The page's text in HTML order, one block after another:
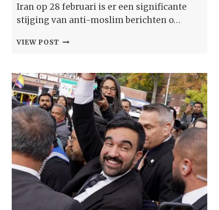
Iran op 28 februari is er een significante
stijging van anti-moslim berichten o…
VIEW POST NA
DE
VS
EN
ISRAËL
IS
ER
EEN
STERKE
TOENAME
ANTI-
MOSLIM
BERICHTEN